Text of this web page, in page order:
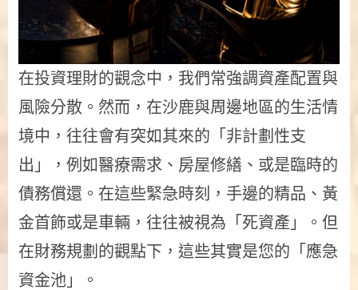
在投資理財的觀念中，我們常強調資產配置與
風險分散。然而，在沙鹿與周邊地區的生活情
境中，往往會有突如其來的「非計劃性支
出」，例如醫療需求、房屋修繕、或是臨時的
債務償還。在這些緊急時刻，手邊的精品、黃
金首飾或是車輛，往往被視為「死資產」。但
在財務規劃的觀點下，這些其實是您的「應急
資金池」。